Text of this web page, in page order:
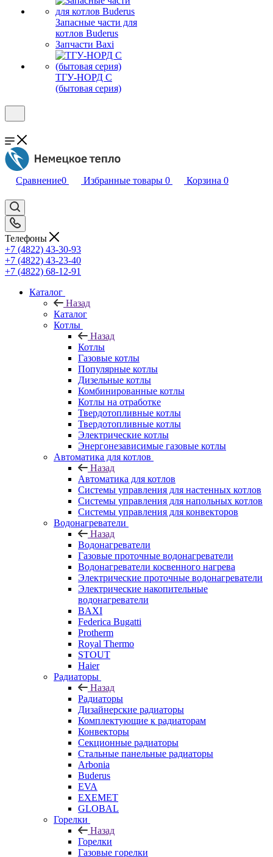
Запасные части для
котлов Buderus
Запчасти Baxi
ТГУ-НОРД С
(бытовая серия)
Сравнение0 Избранные товары 0 Корзина 0
Телефоны
+7 (4822) 43-30-93
+7 (4822) 43-23-40
+7 (4822) 68-12-91
Каталог
Назад
Каталог
Котлы
Назад
Котлы
Газовые котлы
Популярные котлы
Дизельные котлы
Комбинированные котлы
Котлы на отработке
Твердотопливные котлы
Твердотопливные котлы
Электрические котлы
Энергонезависимые газовые котлы
Автоматика для котлов
Назад
Автоматика для котлов
Системы управления для настенных котлов
Системы управления для напольных котлов
Системы управления для конвекторов
Водонагреватели
Назад
Водонагреватели
Газовые проточные водонагреватели
Водонагреватели косвенного нагрева
Электрические проточные водонагреватели
Электрические накопительные
водонагреватели
BAXI
Federica Bugatti
Protherm
Royal Thermo
STOUT
Haier
Радиаторы
Назад
Радиаторы
Дизайнерские радиаторы
Комплектующие к радиаторам
Конвекторы
Секционные радиаторы
Стальные панельные радиаторы
Arbonia
Buderus
EVA
EXEMET
GLOBAL
Горелки
Назад
Горелки
Газовые горелки